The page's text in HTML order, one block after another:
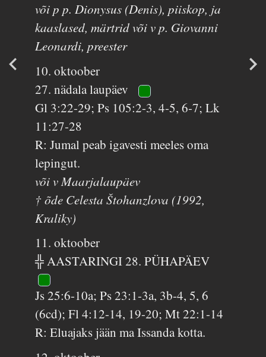
või p p. Dionysus (Denis), piiskop, ja
kaaslased, märtrid või v p. Giovanni
Leonardi, preester
10. oktoober
27. nädala laupäev
Gl 3:22-29; Ps 105:2-3, 4-5, 6-7; Lk
11:27-28
R: Jumal peab igavesti meeles oma
lepingut.
või v Maarjalaupäev
† õde Celesta Štohanzlova (1992,
Kraliky)
11. oktoober
╬ AASTARINGI 28. PÜHAPÄEV
Js 25:6-10a; Ps 23:1-3a, 3b-4, 5, 6
(6cd); Fl 4:12-14, 19-20; Mt 22:1-14
R: Eluajaks jään ma Issanda kotta.